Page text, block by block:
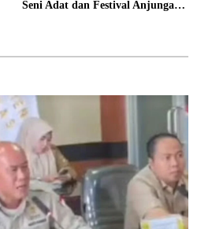
Seni Adat dan Festival Anjungan